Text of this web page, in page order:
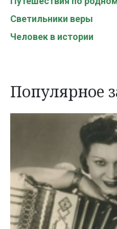
Светильники веры
Человек в истории
Популярное